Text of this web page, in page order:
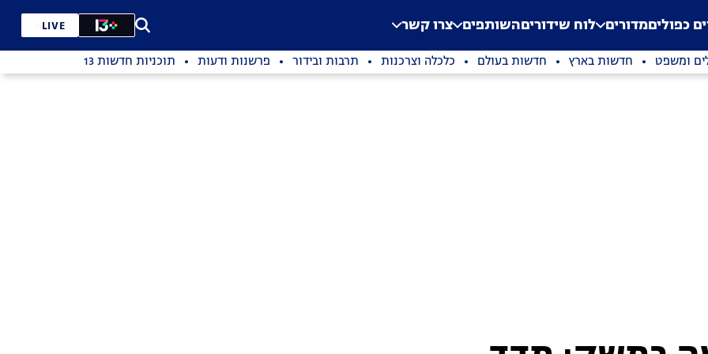
Application error: a
. כפוליםמדורים לוח שידוריםהשותפים צרו קשר LIVE
ומשפט חדשות בארץ חדשות בעולם כלכלה וצרכנות תרבות ובידור פרשנות ודעות תוכניות חדשות 13